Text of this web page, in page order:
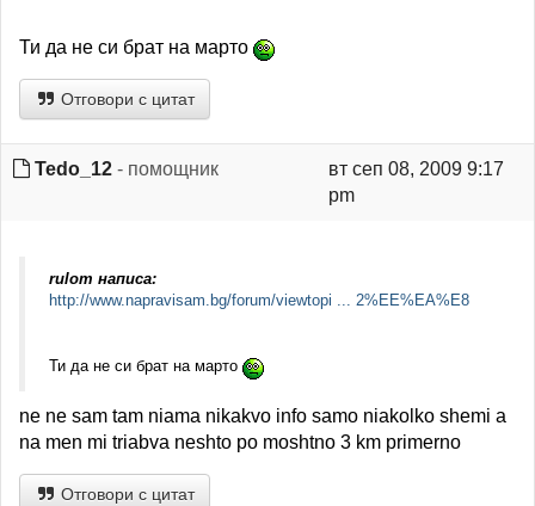
Ти да не си брат на марто
Отговори с цитат
Tedo_12 - помощник
вт сеп 08, 2009 9:17
pm
rulom написа:
http://www.napravisam.bg/forum/viewtopi ... 2%EE%EA%E8
Ти да не си брат на марто
ne ne sam tam niama nikakvo info samo niakolko shemi a
na men mi triabva neshto po moshtno 3 km primerno
Отговори с цитат